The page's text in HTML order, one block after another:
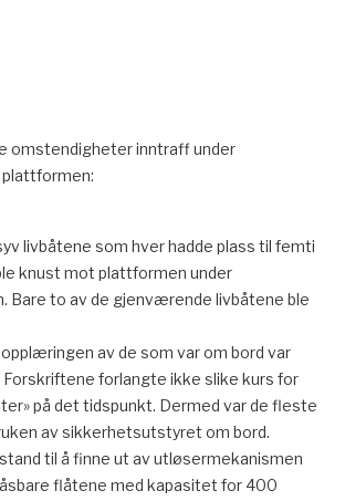
omstendigheter inntraff under
livbåtene som hver hadde plass til femti
knust mot plattformen under
Bare to av de gjenværende livbåtene ble
av de som var om bord var
Forskriftene forlangte ikke slike kurs for
på det tidspunkt. Dermed var de fleste
av sikkerhetsutstyret om bord.
til å finne ut av utløsermekanismen
flåtene med kapasitet for 400